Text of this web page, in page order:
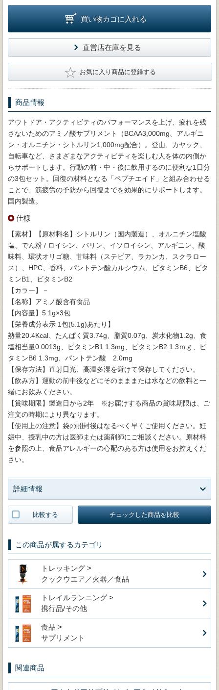
買い物カゴに入れる
直営店在庫を見る
★ お気に入り商品に登録する
商品情報
アウトドア・アクティビティのパフォーマンスを上げ、疲れを残
さないためのアミノ酸サプリメント（BCAA3,000mg、アルギニ
ン・オルニチン・シトルリン1,000mg配合）。登山、カヤック、
自転車など、さまざまなアクティビティを楽しむ人を体の内側か
らサポートします。行動の前・中・後に飲用するのに便利な1日分
の3包セット。回復の材料となる「ペプチエイド」と組み合わせる
ことで、筋疲労の予防から回復までを効果的にサポートします。
国内製造。
仕様
【素材】【原材料名】シトルリン（国内製造）、オルニチン塩酸
塩、でん粉 / ロイシン、バリン、イソロイシン、アルギニン、酸
味料、環状オリゴ糖、甘味料（ステビア、ラカンカ、スクラロー
ス）、HPC、香料、パントテン酸カルシウム、ビタミンB6、ビタ
ミンB1、ビタミンB2
【カラー】－
【名称】アミノ酸含有食品
【内容量】5.1g×3包
【栄養成分表示 1包(5.1g)あたり】
熱量20.4Kcal、たんぱく質3.74g、脂質0.07g、炭水化物1.2g、食
塩相当量0.0013g、ビタミンB1 1.3mg、ビタミンB2 1.3ｍｇ、ビ
タミンB6 1.3mg、パントテン酸 2.0mg
【保存方法】直射日光、高温多湿を避けて保存してください。
【飲み方】運動の前中後などにそのまままたは水などの飲料と一
緒にお飲みください。
【賞味期限】製造日から2年 ※お届けする商品の賞味期限は、ご
注文の時期により異なります。
【使用上の注意】袋の開封後はなるべく早くご使用ください。妊
娠中、授乳中の方は医師または薬剤師にご相談ください。原材料
を参照の上、食品アレルギーの心配のある方は使用をお控えくだ
さい。
詳細情報
比較する チェックした商品を比較
この商品が属するカテゴリ
トレッキング >
クックウエア／火器／食品
トレイルランニング >
携行品/その他
食品 >
サプリメント
関連商品